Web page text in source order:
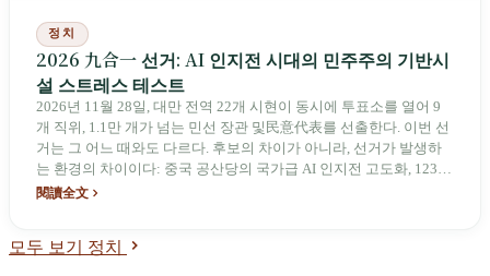
정치
2026 九合一 선거: AI 인지전 시대의 민주주의 기반시
설 스트레스 테스트
2026년 11월 28일, 대만 전역 22개 시현이 동시에 투표소를 열어 9
개 직위, 1.1만 개가 넘는 민선 장관 및民意代表를 선출한다. 이번 선
거는 그 어느 때와도 다르다. 후보의 차이가 아니라, 선거가 발생하
는 환경의 차이이다: 중국 공산당의 국가급 AI 인지전 고도화, 123개
이상의 가짜 뉴스 웹사이트, 검찰이 AI 가짜 정보를 4대 수사 중점으
閱讀全文
모두 보기 정치